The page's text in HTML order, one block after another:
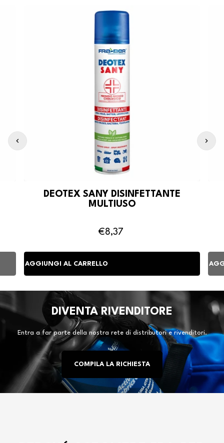
DEOTEX SANY DISINFETTANTE
MULTIUSO
€8,37
DIVENTA RIVENDITORE
Entra a far parte della nostra rete di distributori e rivenditori.
COMPILA LA RICHIESTA